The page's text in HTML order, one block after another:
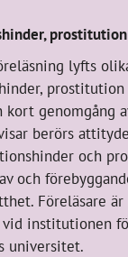
lyfts
kort genomgång
berörs
och
och
Föreläsare
vid institutionen
universitet.